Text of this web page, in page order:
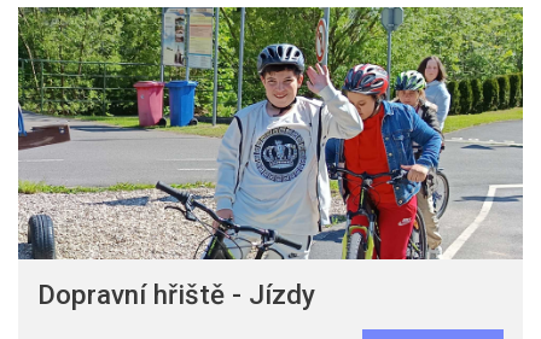
Dopravní hřiště - Jízdy